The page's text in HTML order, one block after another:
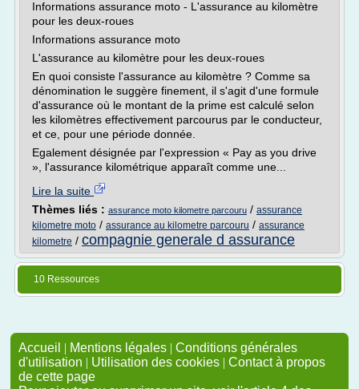
Informations assurance moto - L'assurance au kilomètre
pour les deux-roues
Informations assurance moto
L'assurance au kilomètre pour les deux-roues
En quoi consiste l'assurance au kilomètre ? Comme sa
dénomination le suggère finement, il s'agit d'une formule
d'assurance où le montant de la prime est calculé selon
les kilomètres effectivement parcourus par le conducteur,
et ce, pour une période donnée.
Egalement désignée par l'expression « Pay as you drive
», l'assurance kilométrique apparaît comme une...
Lire la suite
Thèmes liés : assurance moto kilometre parcouru / assurance
kilometre moto / assurance au kilometre parcouru / assurance
kilometre / compagnie generale d assurance
10 Ressources
Accueil | Mentions légales | Conditions générales
d'utilisation | Utilisation des cookies | Contact à propos
de cette page